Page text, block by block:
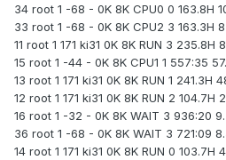
34 root 1 -68 - 0K 8K CPU0 0 163.8H
33 root 1 -68 - 0K 8K CPU2 3 163.3H
11 root 1 171 ki31 0K 8K RUN 3 235.8H
15 root 1 -44 - 0K 8K CPU1 1 557:35
13 root 1 171 ki31 0K 8K RUN 1 241.3H
12 root 1 171 ki31 0K 8K RUN 2
16 root 1 -32 - 0K 8K WAIT 3 936:20
36 root 1 -68 - 0K 8K WAIT 3 721:09
14 root 1 171 ki31 0K 8K RUN 0 103.7H